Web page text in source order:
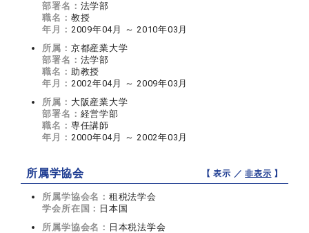
部署名： 法学部
職名： 教授
年月： 2009年04月 ～ 2010年03月
所属： 京都産業大学
部署名： 法学部
職名： 助教授
年月： 2002年04月 ～ 2009年03月
所属： 大阪産業大学
部署名： 経営学部
職名： 専任講師
年月： 2000年04月 ～ 2002年03月
所属学協会 【 表示 ／非表示 】
所属学協会名： 租税法学会
学会所在国： 日本国
所属学協会名： 日本税法学会